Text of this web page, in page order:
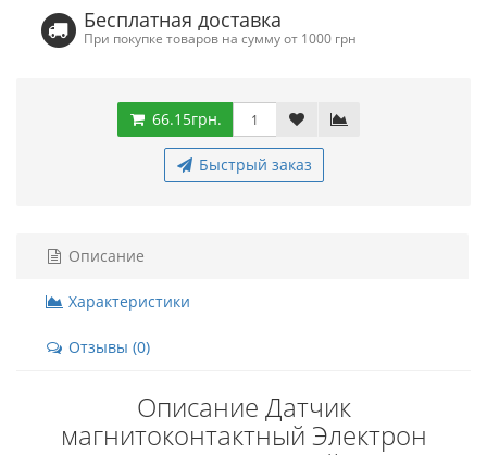
Бесплатная доставка
При покупке товаров на сумму от 1000 грн
66.15грн.
Быстрый заказ
Описание
Характеристики
Отзывы (0)
Описание Датчик
магнитоконтактный Электрон